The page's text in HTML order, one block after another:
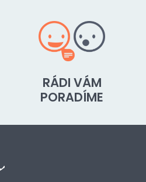
RÁDI VÁM
PORADÍME